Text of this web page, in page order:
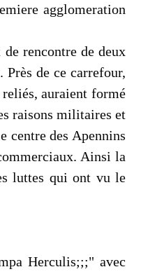
agglomeration
rencontre de deux
de ce carrefour,
auraient formé
raisons militaires et
centre des Apennins
Ainsi la
luttes qui ont vu le
Herculis;;;" avec